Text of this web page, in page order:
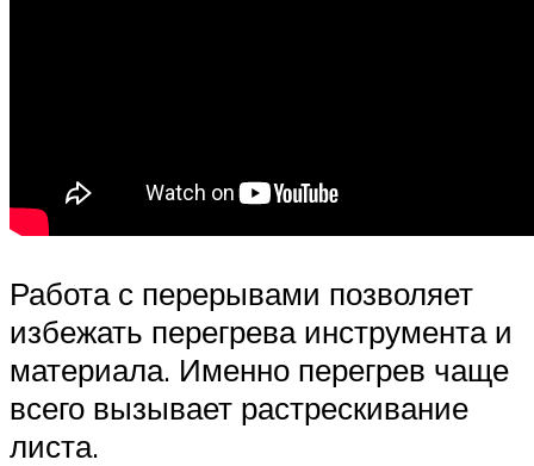
Работа с перерывами позволяет
избежать перегрева инструмента и
материала. Именно перегрев чаще
всего вызывает растрескивание
листа.